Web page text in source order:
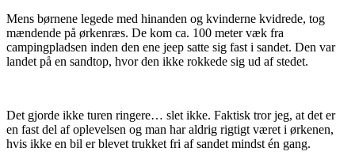
Mens børnene legede med hinanden og kvinderne kvidrede, tog
mændende på ørkenræs. De kom ca. 100 meter væk fra
campingpladsen inden den ene jeep satte sig fast i sandet. Den var
landet på en sandtop, hvor den ikke rokkede sig ud af stedet.
Det gjorde ikke turen ringere… slet ikke. Faktisk tror jeg, at det er
en fast del af oplevelsen og man har aldrig rigtigt været i ørkenen,
hvis ikke en bil er blevet trukket fri af sandet mindst én gang.